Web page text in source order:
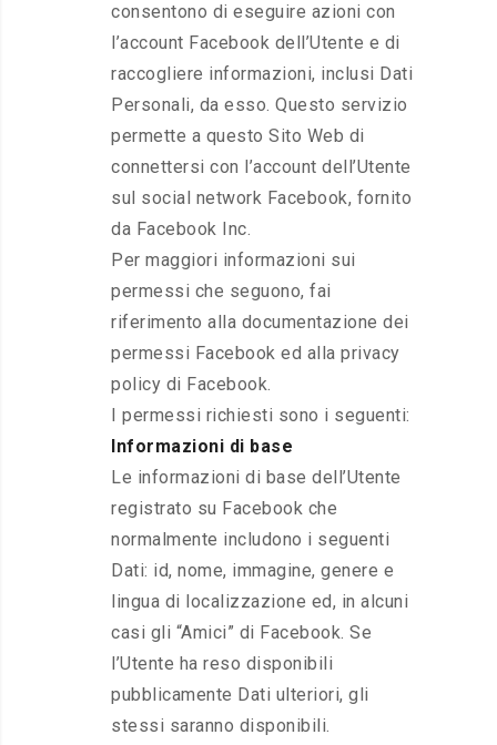
consentono di eseguire azioni con
l’account Facebook dell’Utente e di
raccogliere informazioni, inclusi Dati
Personali, da esso. Questo servizio
permette a questo Sito Web di
connettersi con l’account dell’Utente
sul social network Facebook, fornito
da Facebook Inc.
Per maggiori informazioni sui
permessi che seguono, fai
riferimento alla documentazione dei
permessi Facebook ed alla privacy
policy di Facebook.
I permessi richiesti sono i seguenti:
Informazioni di base
Le informazioni di base dell’Utente
registrato su Facebook che
normalmente includono i seguenti
Dati: id, nome, immagine, genere e
lingua di localizzazione ed, in alcuni
casi gli “Amici” di Facebook. Se
l’Utente ha reso disponibili
pubblicamente Dati ulteriori, gli
stessi saranno disponibili.